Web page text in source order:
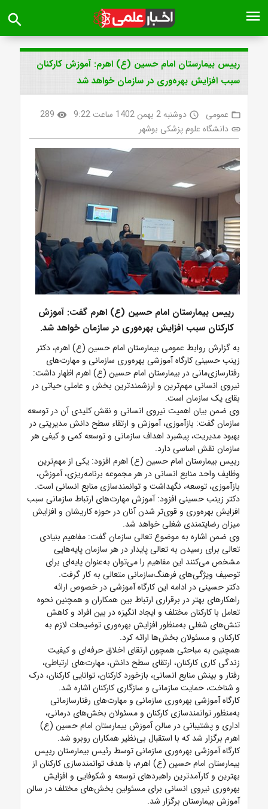
menu
search
رییس بیمارستان امام حسین (ع) اهرم: آموزش کارکنان
سبب افزایش بهره‌وری در سازمان خواهد شد
folder_open عمومی access_time دوشنبه 2 بهمن 1402 ساعت 9:22 visibility
289
link دانشگاه علوم پزشکی بوشهر
رییس بیمارستان امام حسین (ع) اهرم گفت: آموزش
کارکنان سبب افزایش بهره‌وری در سازمان خواهد شد.
به گزارش روابط عمومی بیمارستان امام حسین (ع) اهرم، دکتر
زینب حسینی کارگاه آموزشی بهره‌وری سازمانی و مهارت‌های
رفتارسازی‌مانی در بیمارستان امام حسین (ع) اهرم اظهار داشت:
نیروی انسانی مهم‌ترین و ارزشمندترین بخش و عاملی حیاتی در
بقای یک سازمان است.
وی ضمن بیان اهمیت نیروی انسانی و نقش کلیدی آن در توسعه
سازمان گفت: بازآموزی، آموزش و ارتقاء سطح دانش مدیریتی در
بهبود مدیریت، پیشبرد اهداف سازمانی و توسعه کمی و کیفی هر
سازمان نقش اساسی دارد.
رییس بیمارستان امام حسین (ع) اهرم افزود: یکی از مهم‌ترین
وظایف واحد منابع انسانی در هر مجموعه برنامه‌ریزی، آموزش،
بازآموزی، توسعه، نگهداشت و توانمندسازی منابع انسانی است.
دکتر زینب حسینی افزود: آموزش مهارت‌های ارتباط سازمانی سبب
افزایش بهره‌وری و قوی‌تر شدن آنان در حوزه کاریشان و افزایش
میزان رضایتمندی شغلی خواهد شد.
وی ضمن اشاره به موضوع تعالی سازمان گفت: مفاهیم بنیادی
تعالی برای رسیدن به تعالی پایدار در هر سازمان پایه‌هایی
مشخص می‌کنند این مفاهیم را می‌توان به‌عنوان پایه‌ای برای
توصیف ویژگی‌های فرهنگ‌سازمانی متعالی به کار گرفت.
دکتر حسینی در ادامه این کارگاه آموزشی در خصوص ارائه
راهکارهای بهتر در برقراری ارتباط بین همکاران و همچنین نحوه
تعامل با کارکنان مختلف و ایجاد انگیزه در بین افراد و کاهش
تنش‌های شغلی به‌منظور افزایش بهره‌وری توضیحات لازم به
کارکنان و مسئولان بخش‌ها ارائه کرد.
همچنین به مباحثی همچون ارتقای اخلاق حرفه‌ای و کیفیت
زندگی کاری کارکنان، ارتقای سطح دانش، مهارت‌های ارتباطی،
رفتار و بینش منابع انسانی، بازخورد کارکنان، توانایی کارکنان، درک
و شناخت، حمایت سازمانی و سازگاری کارکنان اشاره شد.
کارگاه آموزشی بهره‌وری سازمانی و مهارت‌های رفتارسازمانی
به‌منظور توانمندسازی کارکنان و مسئولان بخش‌های درمانی،
اداری و پشتیبانی در سالن آموزش بیمارستان امام حسین (ع)
اهرم برگزار شد که با استقبال بی‌نظیر همکاران روبرو شد.
کارگاه آموزشی بهره‌وری سازمانی توسط رئیس بیمارستان رییس
بیمارستان امام حسین (ع) اهرم، با هدف توانمندسازی کارکنان از
بهترین و کارآمدترین راهبردهای توسعه و شکوفایی و افزایش
بهره‌وری نیروی انسانی برای مسئولین بخش‌های مختلف در سالن
آموزش بیمارستان برگزار شد.